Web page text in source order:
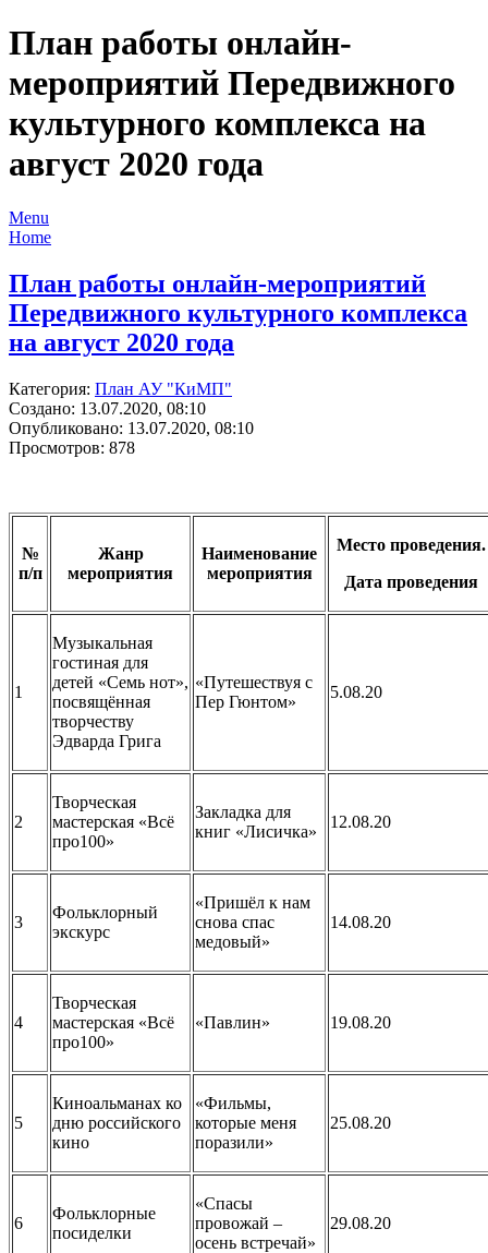
План работы онлайн-
мероприятий Передвижного
культурного комплекса на
август 2020 года
Menu
Home
План работы онлайн-мероприятий
Передвижного культурного комплекса
на август 2020 года
Категория: План АУ "КиМП"
Создано: 13.07.2020, 08:10
Опубликовано: 13.07.2020, 08:10
Просмотров: 878
№
п/п
Жанр
мероприятия
Наименование
мероприятия
Место проведения.
Дата проведения
1
Музыкальная
гостиная для
детей «Семь нот»,
посвящённая
творчеству
Эдварда Грига
«Путешествуя с
Пер Гюнтом»
5.08.20
2
Творческая
мастерская «Всё
про100»
Закладка для
книг «Лисичка»
12.08.20
3
Фольклорный
экскурс
«Пришёл к нам
снова спас
медовый»
14.08.20
4
Творческая
мастерская «Всё
про100»
«Павлин» 19.08.20
5
Киноальманах ко
дню российского
кино
«Фильмы,
которые меня
поразили»
25.08.20
6
Фольклорные
посиделки
«Спасы
провожай –
осень встречай»
29.08.20